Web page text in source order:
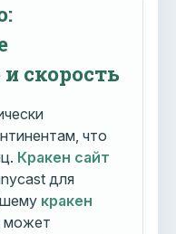
скорость
что
Кракен сайт
для
кракен
может